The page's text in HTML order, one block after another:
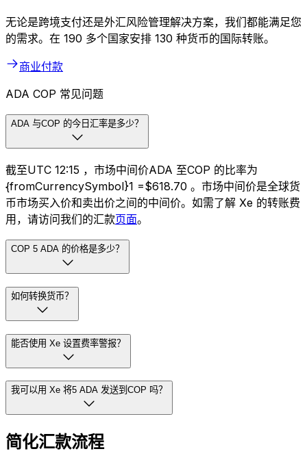
无论是跨境支付还是外汇风险管理解决方案，我们都能满足您
的需求。在 190 多个国家安排 130 种货币的国际转账。
商业付款
ADA COP 常见问题
ADA 与COP 的今日汇率是多少？
截至UTC 12:15 ，市场中间价ADA 至COP 的比率为
{fromCurrencySymbol}1 =$618.70 。市场中间价是全球货
币市场买入价和卖出价之间的中间价。如需了解 Xe 的转账费
用，请访问我们的汇款页面。
COP 5 ADA 的价格是多少？
如何转换货币？
能否使用 Xe 设置费率警报？
我可以用 Xe 将5 ADA 发送到COP 吗？
简化汇款流程